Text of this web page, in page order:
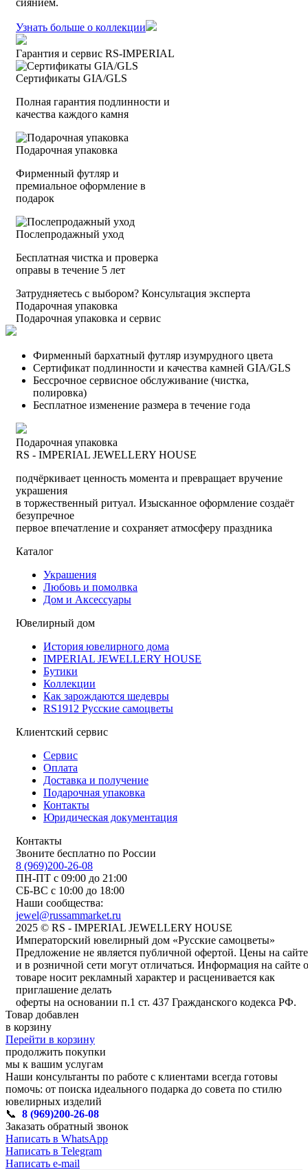
Узнать больше о коллекции
Гарантия и сервис RS‑IMPERIAL
Сертификаты GIA/GLS
Полная гарантия подлинности и
качества каждого камня
Подарочная упаковка
Фирменный футляр и
премиальное оформление в
подарок
Послепродажный уход
Бесплатная чистка и проверка
оправы в течение 5 лет
Затрудняетесь с выбором? Консультация эксперта
Подарочная упаковка
Подарочная упаковка и сервис
Фирменный бархатный футляр изумрудного цвета
Сертификат подлинности и качества камней GIA/GLS
Бессрочное сервисное обслуживание (чистка,
полировка)
Бесплатное изменение размера в течение года
Подарочная упаковка
RS - IMPERIAL JEWELLERY HOUSE
подчёркивает ценность момента и превращает вручение
украшения
в торжественный ритуал. Изысканное оформление создаёт
безупречное
первое впечатление и сохраняет атмосферу праздника
Каталог
Украшения
Любовь и помолвка
Дом и Аксессуары
Ювелирный дом
История ювелирного дома
IMPERIAL JEWELLERY HOUSE
Бутики
Коллекции
Как зарождаются шедевры
RS1912 Русские самоцветы
Клиентский сервис
Сервис
Оплата
Доставка и получение
Подарочная упаковка
Контакты
Юридическая документация
Контакты
Звоните бесплатно по России
8 (969)200-26-08
ПН-ПТ с 09:00 до 21:00
СБ-ВС с 10:00 до 18:00
Наши сообщества:
jewel@russammarket.ru
2025 © RS - IMPERIAL JEWELLERY HOUSE
Императорский ювелирный дом «Русские самоцветы»
Предложение не является публичной офертой. Цены на сайте
и в розничной сети могут отличаться. Информация на сайте о
товаре носит рекламный характер и расценивается как
приглашение делать
оферты на основании п.1 ст. 437 Гражданского кодекса РФ.
Товар добавлен
в корзину
Перейти в корзину
продолжить покупки
мы к вашим услугам
Наши консультанты по работе с клиентами всегда готовы
помочь: от поиска идеального подарка до совета по стилю
ювелирных изделий
📞 8 (969)200-26-08
Заказать обратный звонок
Написать в WhatsApp
Написать в Telegram
Написать e-mail